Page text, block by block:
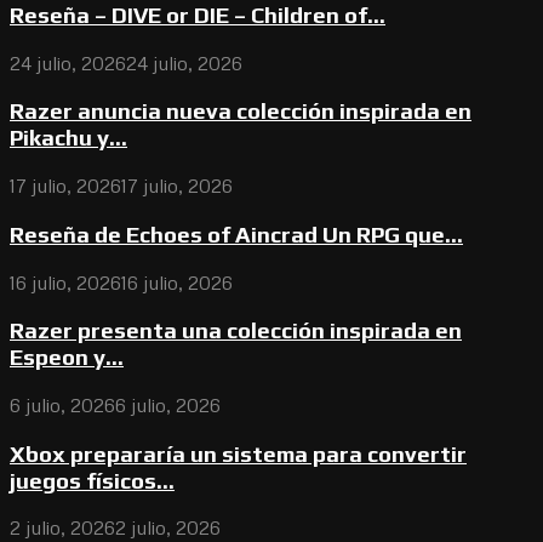
Reseña – DIVE or DIE – Children of...
24 julio, 202624 julio, 2026
Razer anuncia nueva colección inspirada en
Pikachu y...
17 julio, 202617 julio, 2026
Reseña de Echoes of Aincrad Un RPG que...
16 julio, 202616 julio, 2026
Razer presenta una colección inspirada en
Espeon y...
6 julio, 20266 julio, 2026
Xbox prepararía un sistema para convertir
juegos físicos...
2 julio, 20262 julio, 2026